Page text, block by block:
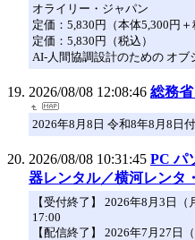
オライリー・ジャパン
定価：5,830円（本体5,300円＋
定価：5,830円（税込）
AI-人間協調設計のための オブ
2026/08/08 12:08:46 総務省
2026年8月8日 令和8年8月8日
2026/08/08 10:31:45 PC パ
器レンタル／横河レンタ
【受付終了】 2026年8月3日
17:00
【配信終了】 2026年7月27